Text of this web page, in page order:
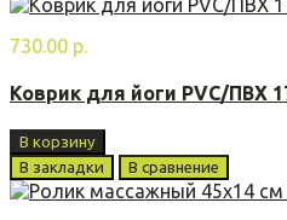
730.00 р.
Коврик для йоги PVC/ПВХ
В корзину
В закладки
В сравнение